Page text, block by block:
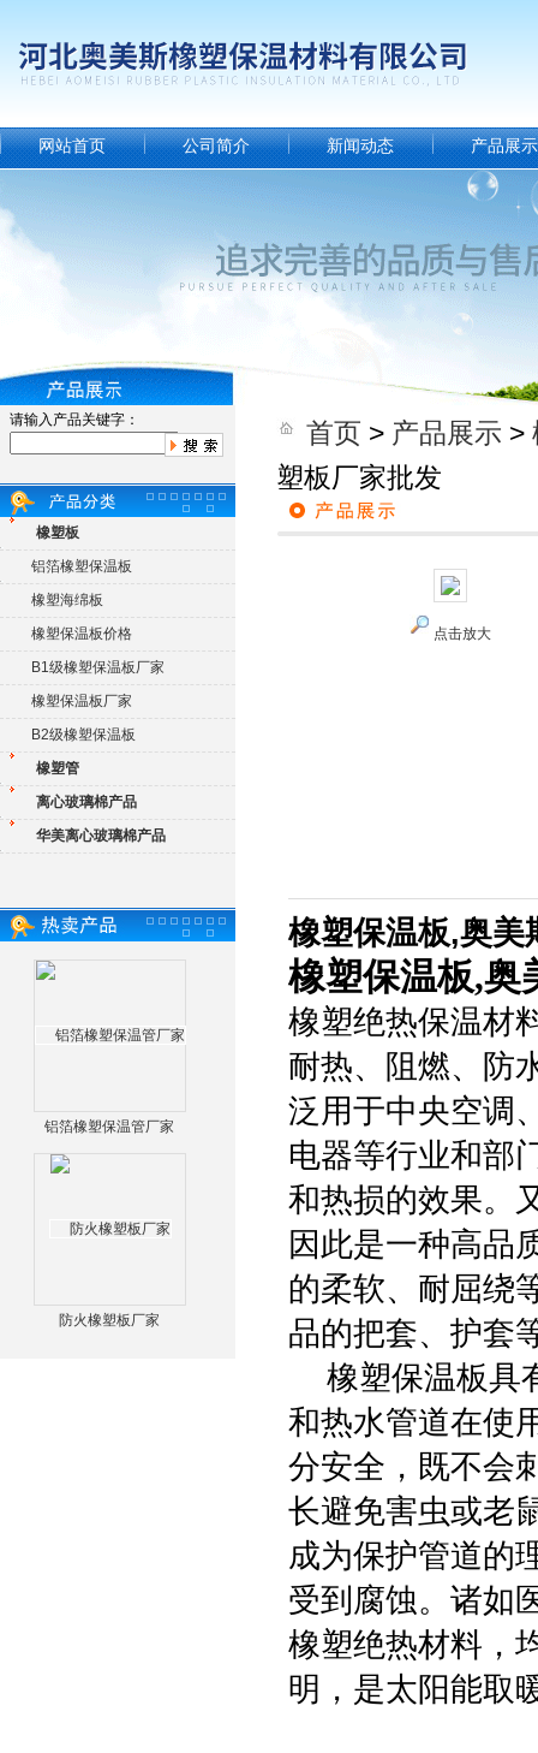
网站首页 公司简介 新闻动态 产品展示
请输入产品关键字：
橡塑板
铝箔橡塑保温板
橡塑海绵板
橡塑保温板价格
B1级橡塑保温板厂家
橡塑保温板厂家
B2级橡塑保温板
橡塑管
离心玻璃棉产品
华美离心玻璃棉产品
铝箔橡塑保温管厂家
防火橡塑板厂家
首页 > 产品展示 >
塑板厂家批发
点击放大
橡塑保温板,奥美
橡塑保温板,奥
橡塑绝热保温材
耐热、阻燃、防
泛用于中央空调
电器等行业和部
和热损的效果。
因此是一种高品
的柔软、耐屈绕
品的把套、护套
橡塑保温板具
和热水管道在使
分安全，既不会
长避免害虫或老
成为保护管道的
受到腐蚀。诸如
橡塑绝热材料，
明，是太阳能取